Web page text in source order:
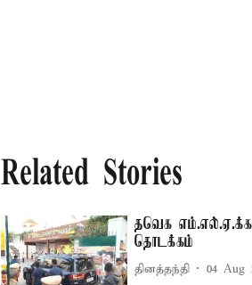
Related Stories
தவெக
தொடக்கம்
தினத்தந்தி 04 Aug